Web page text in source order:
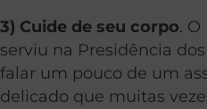
3) Cuide de seu corpo. O
serviu na Presidência
falar um pouco de um
delicado que muitas